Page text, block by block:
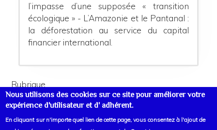
Nous utilisons des cookies sur ce site pour améliorer votre
expérience d'utilisateur et d' adhérent.
En cliquant sur n'importe quel lien de cette page, vous consentez à l'ajout de
l’impasse d’une supposée « transition
écologique » - L’Amazonie et le Pantanal :
la déforestation au service du capital
financier international.
Rubrique
La Vérité